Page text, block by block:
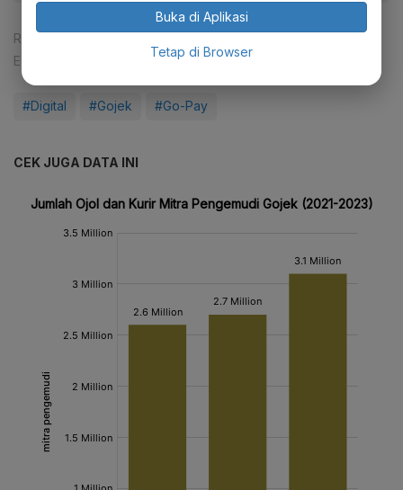
Reporter:
Editor:
Desy Setyowati
#Digital #Gojek #Go-Pay
CEK JUGA DATA INI
Buka di Aplikasi
Tetap di Browser